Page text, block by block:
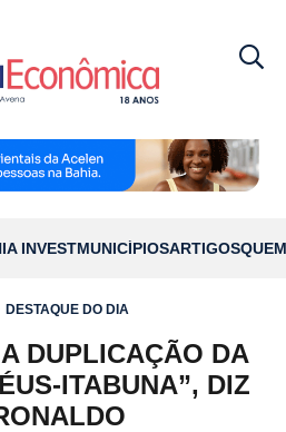
INVESTMUNICÍPIOSARTIGOS
DESTAQUE DO DIA
DUPLICAÇÃO DA
ITABUNA”, DIZ